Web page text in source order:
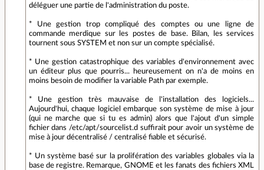
déléguer une partie de l'administration du poste.
* Une gestion trop compliqué des comptes ou une ligne de
commande merdique sur les postes de base. Bilan, les services
tournent sous SYSTEM et non sur un compte spécialisé.
* Une gestion catastrophique des variables d'environnement avec
un éditeur plus que pourris... heureusement on n'a de moins en
moins besoin de modifier la variable Path par exemple.
* Une gestion très mauvaise de l'installation des logiciels...
Aujourd'hui, chaque logiciel embarque son système de mise à jour
(qui ne marche que si tu es admin) alors que l'ajout d'un simple
fichier dans /etc/apt/sourcelist.d suffirait pour avoir un système de
mise à jour décentralisé / centralisé fiable et sécurisé.
* Un système basé sur la prolifération des variables globales via la
base de registre. Remarque, GNOME et les fanats des fichiers XML